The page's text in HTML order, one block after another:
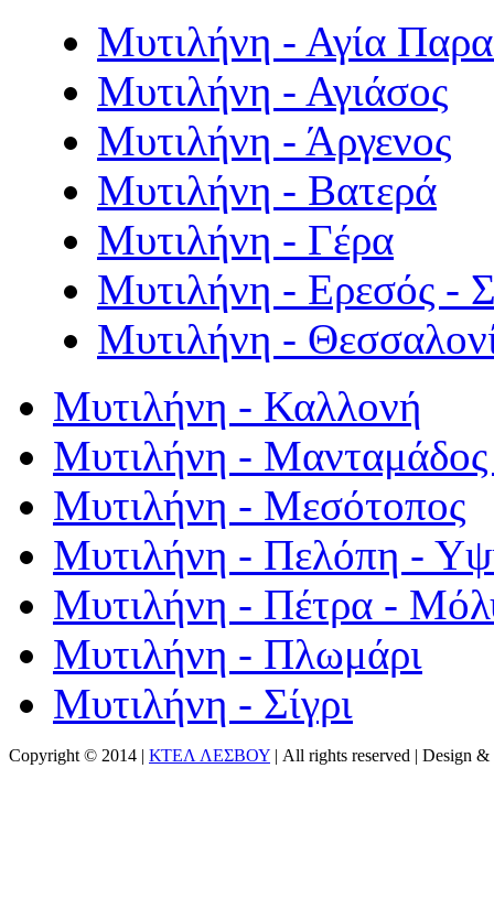
Μυτιλήνη - Αγία
Μυτιλήνη - Αγιάσος
Μυτιλήνη - Άργενος
Μυτιλήνη - Βατερά
Μυτιλήνη - Γέρα
Μυτιλήνη - Ερεσός -
Μυτιλήνη -
Μυτιλήνη - Καλλονή
Μυτιλήνη - Μανταμάδος
Μυτιλήνη - Μεσότοπος
Μυτιλήνη - Πελόπη -
Μυτιλήνη - Πέτρα -
Μυτιλήνη - Πλωμάρι
Μυτιλήνη - Σίγρι
Copyright © 2014 | ΚΤΕΛ ΛΕΣΒΟΥ | All rights reserved | Design &